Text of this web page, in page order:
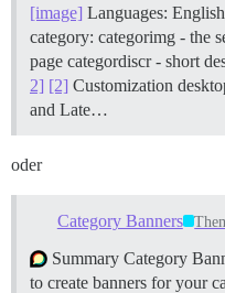
[image] Languages:
category: categorimg - the
page categordiscr - short
2] [2] Customization
and Late…
oder
Category Banners
Summary Category
to create banners for your